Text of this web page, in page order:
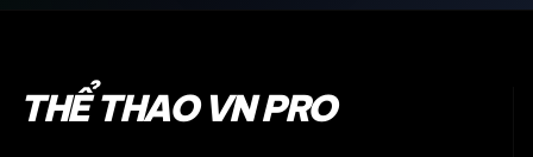
THỂ THAO VN PRO